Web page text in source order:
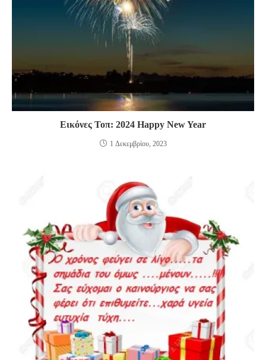
Εικόνες Τοπ: 2024 Happy New Year
1 Δεκεμβρίου, 2023